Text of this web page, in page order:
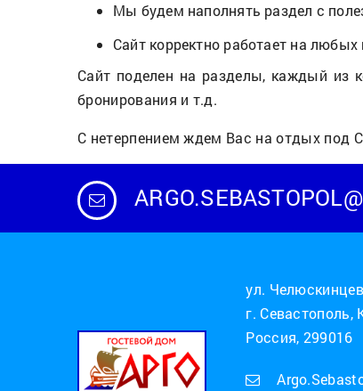
Мы будем наполнять раздел с
Сайт корректно работает на
Сайт поделен на разделы, каждый из
бронирования и т.д.
С нетерпением ждем Вас на отдых под
ул.
г. Севастополь,
Россия, 299016